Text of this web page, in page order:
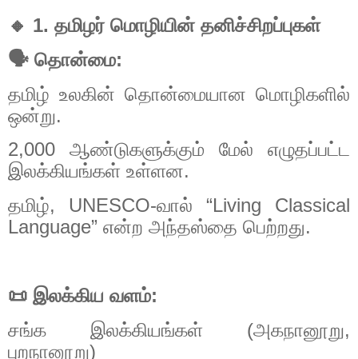
🔸 1. தமிழர் மொழியின் தனிச்சிறப்புகள்
🗣️ தொன்மை:
தமிழ் உலகின் தொன்மையான மொழிகளில்
ஒன்று.
2,000 ஆண்டுகளுக்கும் மேல்
எழுதப்பட்ட
இலக்கியங்கள் உள்ளன.
தமிழ், UNESCO-வால் “Living Classical
Language” என்ற அந்தஸ்தை பெற்றது.
📜 இலக்கிய வளம்:
சங்க
இலக்கியங்கள் (அகநானூறு,
புறநானூறு)